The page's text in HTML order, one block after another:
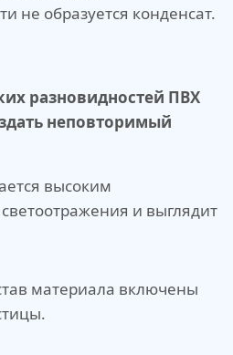
не образуется конденсат.
разновидностей ПВХ
неповторимый
высоким
и выглядит
материала включены